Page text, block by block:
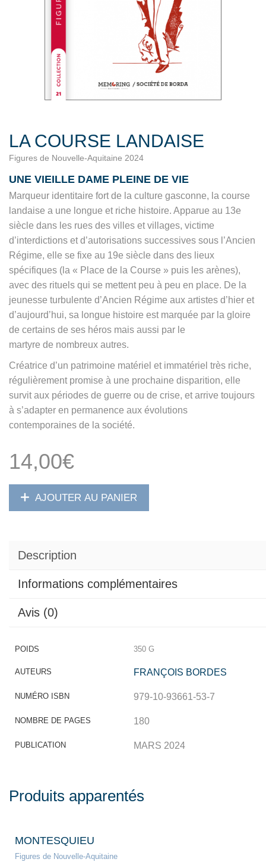
LA COURSE LANDAISE
Figures de Nouvelle-Aquitaine 2024
UNE VIEILLE DAME PLEINE DE VIE
Marqueur identitaire fort de la culture gasconne, la course
landaise a une longue et riche histoire. Apparue au 13e
siècle dans les rues des villes et villages, victime
d’interdictions et d’autorisations successives sous l’Ancien
Régime, elle se fixe au 19e siècle dans des lieux
spécifiques (la « Place de la Course » puis les arènes),
avec des rituels qui se mettent peu à peu en place. De la
jeunesse turbulente d’Ancien Régime aux artistes d’hier et
d’aujourd’hui, sa longue histoire est marquée par la gloire
de certains de ses héros mais aussi par le
martyre de nombreux autres.
Créatrice d’un patrimoine matériel et immatériel très riche,
régulièrement promise à une prochaine disparition, elle
survit aux périodes de guerre ou de crise, et arrive toujours
à s’adapter en permanence aux évolutions
contemporaines de la société.
14,00€
AJOUTER AU PANIER
Description
Informations complémentaires
Avis (0)
POIDS 350 G
AUTEURS FRANÇOIS BORDES
NUMÉRO ISBN 979-10-93661-53-7
NOMBRE DE PAGES 180
PUBLICATION MARS 2024
Produits apparentés
MONTESQUIEU
Figures de Nouvelle-Aquitaine